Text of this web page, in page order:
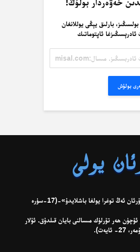
بارلىق يېڭى يوللانغان
ئادرېسىڭىزغا ئاپتوماتىك
بولۇش
«شۈبھىسىزكى، بۇ قۇرئان ئەڭ توغرا يولغا باشلايدۇ»-(17-سۈرە
ئۈچۈن ھەر تۈرلۈك مىسالنى بايان قىلدۇق. ئۇلار